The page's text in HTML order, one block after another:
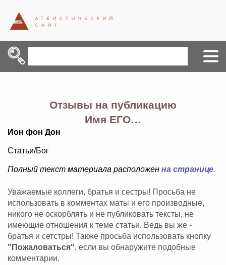
Отзывы на публикацию
Имя ЕГО…
Ион фон Дон
Статьи/Бог
Полный текст материала расположен на странице.
Уважаемые коллеги, братья и сестры! Просьба не
использовать в комментах маты и его производные,
никого не оскорблять и не публиковать тексты, не
имеющие отношения к теме статьи. Ведь вы же -
братья и сетстры! Также просьба использовать кнопку
"Пожаловаться", если вы обнаружите подобные
комментарии.